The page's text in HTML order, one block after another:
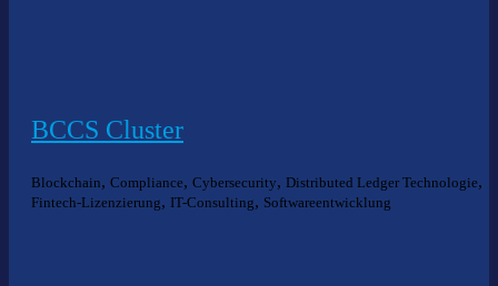
BCCS Cluster
Blockchain, Compliance, Cybersecurity, Distributed Ledger Technologie,
Fintech-Lizenzierung, IT-Consulting, Softwareentwicklung